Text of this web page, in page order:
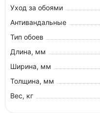
Уход за обоями
Антивандальные
Тип обоев
Длина, мм
Ширина, мм
Толщина, мм
Вес, кг